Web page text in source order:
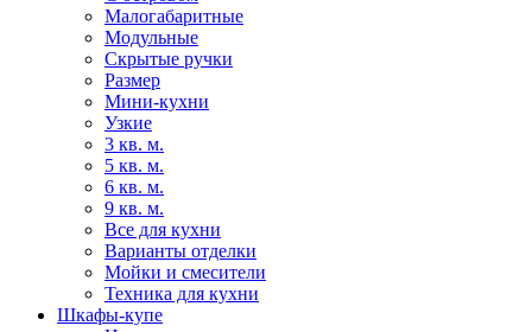
Малогабаритные
Модульные
Скрытые ручки
Размер
Мини-кухни
Узкие
3 кв. м.
5 кв. м.
6 кв. м.
9 кв. м.
Все для кухни
Варианты отделки
Мойки и смесители
Техника для кухни
Шкафы-купе